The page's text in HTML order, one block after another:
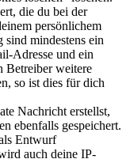
die du bei der
persönlichem
mindestens ein
Adresse und ein
Betreiber weitere
so ist dies für dich
Nachricht erstellst,
ebenfalls gespeichert.
Entwurf
auch deine IP-